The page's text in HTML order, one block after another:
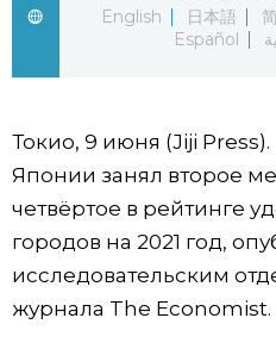
Фото/Видео
Разделы
Люди
Популярные статьи
English
日本語
Español
Токио, 9 июня (Jiji
Японии занял второе
четвёртое в рейтинге
городов на 2021 год,
исследовательским
журнала The Economist.